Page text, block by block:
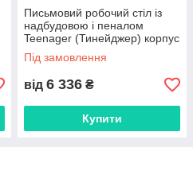
Письмовий робочий стіл із
надбудовою і пеналом
Teenager (Тинейджер) корпус
Білий/фасади колір Дуб Тахо
Під замовлення
від 6 336 ₴
Купити